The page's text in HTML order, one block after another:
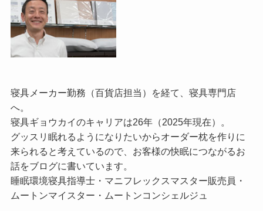
寝具メーカー勤務（百貨店担当）を経て、寝具専門店
へ。
寝具ギョウカイのキャリアは26年（2025年現在）。
グッスリ眠れるようになりたいからオーダー枕を作りに
来られると考えているので、お客様の快眠につながるお
話をブログに書いています。
睡眠環境寝具指導士・マニフレックスマスター販売員・
ムートンマイスター・ムートンコンシェルジュ